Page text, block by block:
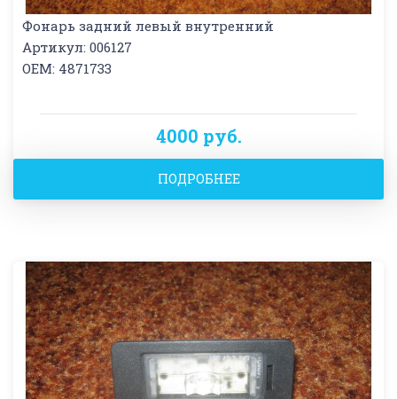
Фонарь задний левый внутренний
Артикул: 006127
OEM: 4871733
4000 руб.
ПОДРОБНЕЕ